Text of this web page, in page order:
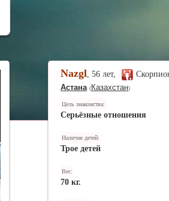
Nazgl, 56 лет,
Астана (Казахстан)
Цель знакомства:
Серьёзные отношения
Наличие детей:
Трое детей
Вес:
70 кг.